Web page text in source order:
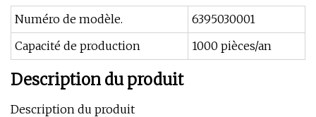
Numéro de modèle.
6395030001
Capacité de production
1000 pièces/an
Description du produit
Description du produit